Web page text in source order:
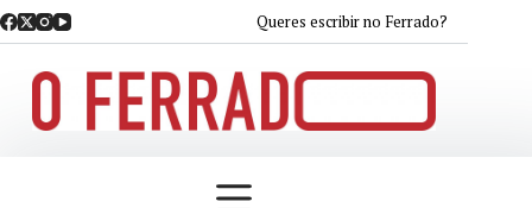
Saltar
ao
Queres escribir no Ferrado?